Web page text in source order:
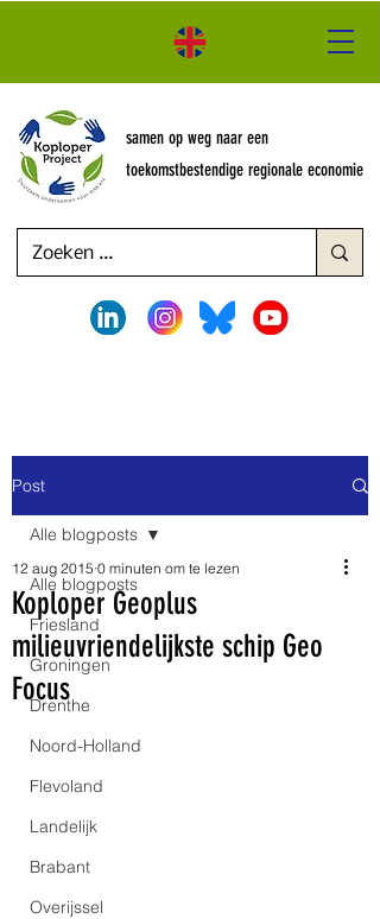
samen op weg naar een
toekomstbestendige regionale economie
Post
Alle blogposts
Friesland
Groningen
Drenthe
Noord-Holland
Flevoland
Landelijk
Brabant
Overijssel
Alle blogposts
Koploper Geoplus
milieuvriendelijkste schip Geo
Focus
12 aug 2015 0 minuten om te lezen